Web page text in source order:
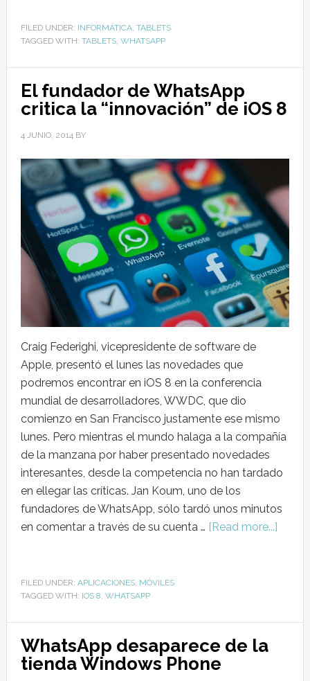
FILED UNDER: INFORMÁTICA, TABLETS
TAGGED WITH: TABLETS, WHATSAPP
El fundador de WhatsApp
critica la “innovación” de iOS 8
4 JUNIO, 2014BY
Craig Federighi, vicepresidente de software de
Apple, presentó el lunes las novedades que
podremos encontrar en iOS 8 en la conferencia
mundial de desarrolladores, WWDC, que dio
comienzo en San Francisco justamente ese mismo
lunes. Pero mientras el mundo halaga a la compañía
de la manzana por haber presentado novedades
interesantes, desde la competencia no han tardado
en ellegar las críticas. Jan Koum, uno de los
fundadores de WhatsApp, sólo tardó unos minutos
en comentar a través de su cuenta … [Read more...]
FILED UNDER: APLICACIONES, MÓVILES
TAGGED WITH: IOS 8 WHATSAPP
WhatsApp desaparece de la
tienda Windows Phone